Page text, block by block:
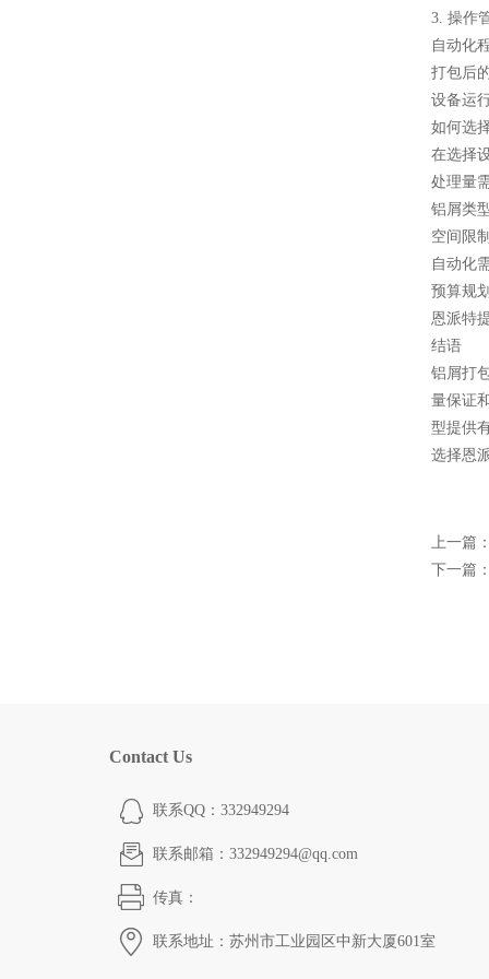
3. 操作
自动化
打包后
设备运
如何选
在选择
处理量
铝屑类
空间限
自动化
预算规
恩派特
结语
铝屑打
量保证
型提供
选择恩
上一篇
下一篇
Contact Us
联系QQ：332949294
联系邮箱：332949294@qq.com
传真：
联系地址：苏州市工业园区中新大厦601室